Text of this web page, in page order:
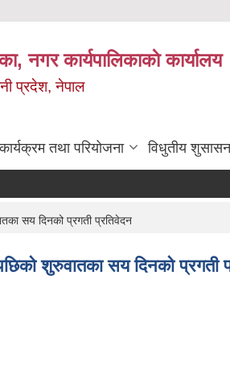
नगर कार्यपालिकाकाे कार्यालय
प्रदेश, नेपाल
कार्यक्रम तथा परियोजना विधुतीय
सय दिनको प्रगती प्रतिवेदन
शुरुवातका सय दिनको प्रगती